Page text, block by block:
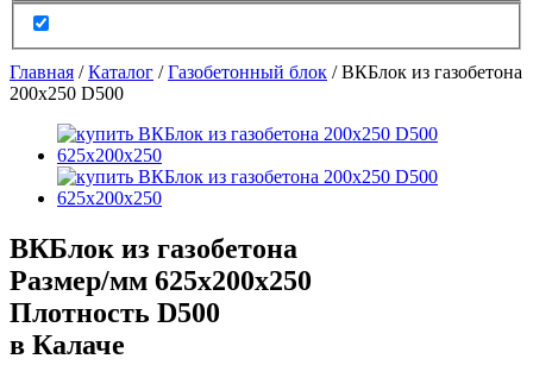
Главная /Каталог /Газобетонный блок /ВКБлок из газобетона
200х250 D500
ВКБлок из газобетона
Размер/мм 625x200x250
Плотность D500
в Калаче